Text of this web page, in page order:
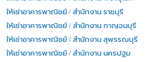
ให้เช่าอาคารพาณิชย์ / สำนักงาน ราชบุรี
ให้เช่าอาคารพาณิชย์ / สำนักงาน กาญจนบุรี
ให้เช่าอาคารพาณิชย์ / สำนักงาน สุพรรณบุรี
ให้เช่าอาคารพาณิชย์ / สำนักงาน นครปฐม